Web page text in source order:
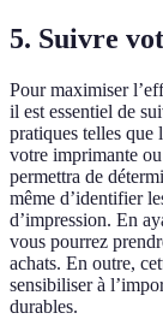
5. Suivre
Pour maximiser
il est essentiel de
pratiques telles que
votre imprimante
permettra de
même d’identifier
d’impression. En
vous pourrez
achats. En outre,
sensibiliser à
durables.